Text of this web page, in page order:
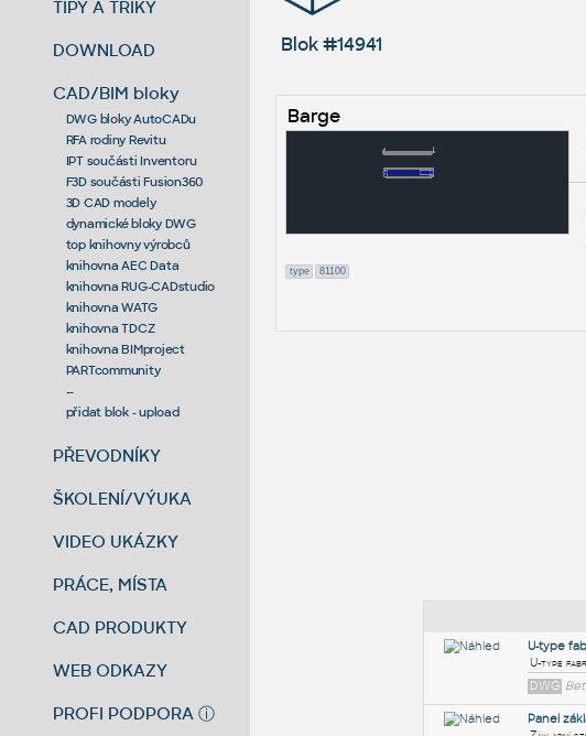
TIPY A TRIKY
DOWNLOAD
CAD/BIM bloky
DWG bloky AutoCADu
RFA rodiny Revitu
IPT součásti Inventoru
F3D součásti Fusion360
3D CAD modely
dynamické bloky DWG
top knihovny výrobců
knihovna AEC Data
knihovna RUG-CADstudio
knihovna WATG
knihovna TDCZ
knihovna BIMproject
PARTcommunity
--
přidat blok - upload
PŘEVODNÍKY
ŠKOLENÍ/VÝUKA
VIDEO UKÁZKY
PRÁCE, MÍSTA
CAD PRODUKTY
WEB ODKAZY
PROFI PODPORA ⓘ
Blok #14941
Barge
type 81100